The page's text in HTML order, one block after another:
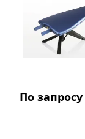
По запросу